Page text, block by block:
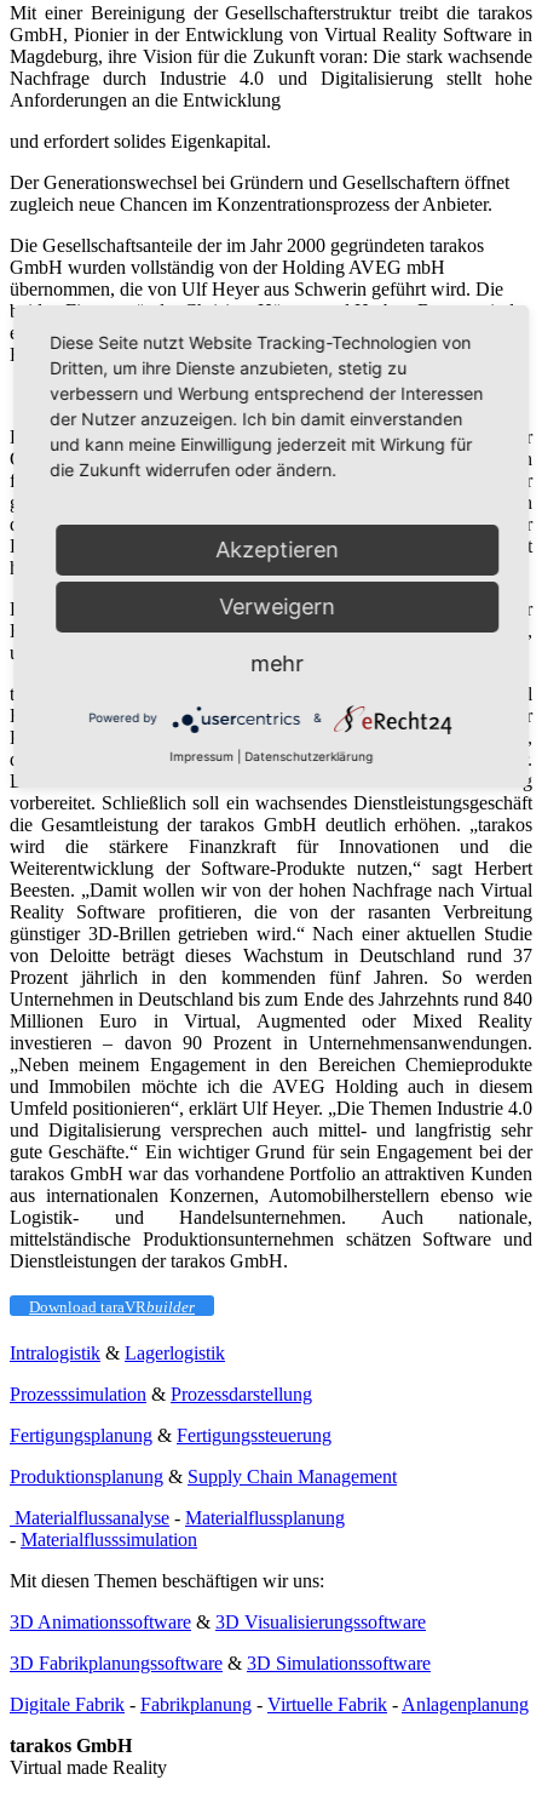
Mit einer Bereinigung der Gesellschafterstruktur treibt die tarakos
GmbH, Pionier in der Entwicklung von Virtual Reality Software in
Magdeburg, ihre Vision für die Zukunft voran: Die stark wachsende
Nachfrage durch Industrie 4.0 und Digitalisierung stellt hohe
Anforderungen an die Entwicklung
und erfordert solides Eigenkapital.
Der Generationswechsel bei Gründern und Gesellschaftern öffnet
zugleich neue Chancen im Konzentrationsprozess der Anbieter.
Die Gesellschaftsanteile der im Jahr 2000 gegründeten tarakos
GmbH wurden vollständig von der Holding AVEG mbH
übernommen, die von Ulf Heyer aus Schwerin geführt wird. Die
beiden Firmengründer Chrisitan Höpner und Herbert Beesten sind
ebenso als Gesellschafter ausgeschieden, wie die Sparkassen-
Beteiligungsgesellschaft Sachsen-Anhalt mbh.
Darüber hinaus wurde das Fremdkapital weiterer stiller
Gesellschafter abgelöst, was zu einem außerordentlichen Gewinn
für 2017 und einer deutlichen Verbesserung der Bilanzstruktur
geführt hat. Zur Sicherung des Standortes und den 15 Arbeitsplätzen
der hochqualifizierten Mitarbeiter war auch die Unterstützung der
Landeshauptstadt Magdeburg und des Landes Sachsen-Anhalt
hilfreich.
Die Konsolidierung will der bisherige, alleinige Geschäftsführer
Herbert Beesten gemeinsam mit dem neuen Gesellschafter nutzen,
um anspruchsvolle strategische Ziele zu erreichen.
tarakos sucht einen Partner, um neue Vertriebswege für ihre Virtual
Reality Software zu erschließen. Der taraVRbuilder gilt in der
Planung und Optimierung der Intralogistik in Lager und Produktion,
der virtuellen Inbetriebnahme und Industrie 4.0 als Marktführer.
Ebenso wird ein Generationswechsel in der Geschäftsführung
vorbereitet. Schließlich soll ein wachsendes Dienstleistungsgeschäft
die Gesamtleistung der tarakos GmbH deutlich erhöhen. „tarakos
wird die stärkere Finanzkraft für Innovationen und die
Weiterentwicklung der Software-Produkte nutzen,“ sagt Herbert
Beesten. „Damit wollen wir von der hohen Nachfrage nach Virtual
Reality Software profitieren, die von der rasanten Verbreitung
günstiger 3D-Brillen getrieben wird.“ Nach einer aktuellen Studie
von Deloitte beträgt dieses Wachstum in Deutschland rund 37
Prozent jährlich in den kommenden fünf Jahren. So werden
Unternehmen in Deutschland bis zum Ende des Jahrzehnts rund 840
Millionen Euro in Virtual, Augmented oder Mixed Reality
investieren – davon 90 Prozent in Unternehmensanwendungen.
„Neben meinem Engagement in den Bereichen Chemieprodukte
und Immobilen möchte ich die AVEG Holding auch in diesem
Umfeld positionieren“, erklärt Ulf Heyer. „Die Themen Industrie 4.0
und Digitalisierung versprechen auch mittel- und langfristig sehr
gute Geschäfte.“ Ein wichtiger Grund für sein Engagement bei der
tarakos GmbH war das vorhandene Portfolio an attraktiven Kunden
aus internationalen Konzernen, Automobilherstellern ebenso wie
Logistik- und Handelsunternehmen. Auch nationale,
mittelständische Produktionsunternehmen schätzen Software und
Dienstleistungen der tarakos GmbH.
Download taraVRbuilder
Intralogistik & Lagerlogistik
Prozesssimulation & Prozessdarstellung
Fertigungsplanung & Fertigungssteuerung
Produktionsplanung & Supply Chain Management
Materialflussanalyse - Materialflussplanung
- Materialflusssimulation
Mit diesen Themen beschäftigen wir uns:
3D Animationssoftware & 3D Visualisierungssoftware
3D Fabrikplanungssoftware & 3D Simulationssoftware
Digitale Fabrik - Fabrikplanung - Virtuelle Fabrik - Anlagenplanung
tarakos GmbH
Virtual made Reality
Diese Seite nutzt Website Tracking-Technologien von
Dritten, um ihre Dienste anzubieten, stetig zu
verbessern und Werbung entsprechend der Interessen
der Nutzer anzuzeigen. Ich bin damit einverstanden
und kann meine Einwilligung jederzeit mit Wirkung für
die Zukunft widerrufen oder ändern.
Akzeptieren
Verweigern
mehr
Powered by &
Impressum Datenschutzerklärung